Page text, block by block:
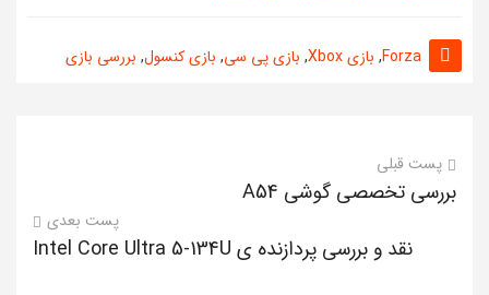
Forza
, بازی Xbox , بازی پی سی, بازی کنسول, بررسی بازی
پست قبلی
بررسی تخصصی گوشی A54
پست بعدی
نقد و بررسی پردازنده ی Intel Core Ultra 5-134U